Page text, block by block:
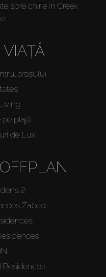
spre chirie în Creek
VIAȚĂ
orașului
pe plajă
de Lux
2
Zabeel
Residences